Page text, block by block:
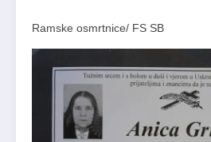
Ramske osmrtnice/ FS SB